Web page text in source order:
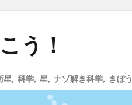
う！
星 科学, 星 ナゾ解き科学, きぼう